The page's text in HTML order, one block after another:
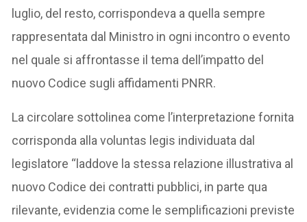
luglio, del resto, corrispondeva a quella sempre
rappresentata dal Ministro in ogni incontro o evento
nel quale si affrontasse il tema dell’impatto del
nuovo Codice sugli affidamenti PNRR.
La circolare sottolinea come l’interpretazione fornita
corrisponda alla voluntas legis individuata dal
legislatore “laddove la stessa relazione illustrativa al
nuovo Codice dei contratti pubblici, in parte qua
rilevante, evidenzia come le semplificazioni previste